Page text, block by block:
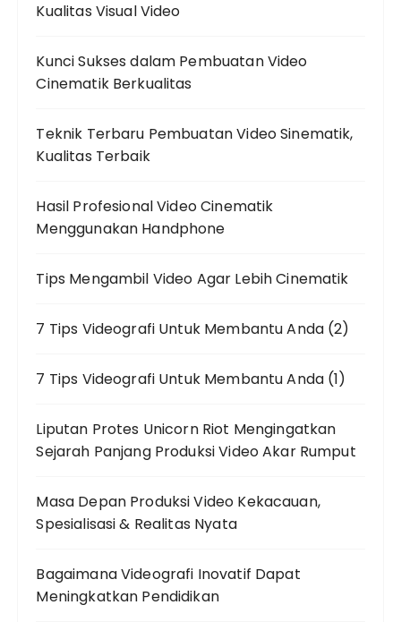
Kualitas Visual Video
Kunci Sukses dalam Pembuatan Video
Cinematik Berkualitas
Teknik Terbaru Pembuatan Video Sinematik,
Kualitas Terbaik
Hasil Profesional Video Cinematik
Menggunakan Handphone
Tips Mengambil Video Agar Lebih Cinematik
7 Tips Videografi Untuk Membantu Anda (2)
7 Tips Videografi Untuk Membantu Anda (1)
Liputan Protes Unicorn Riot Mengingatkan
Sejarah Panjang Produksi Video Akar Rumput
Masa Depan Produksi Video Kekacauan,
Spesialisasi & Realitas Nyata
Bagaimana Videografi Inovatif Dapat
Meningkatkan Pendidikan